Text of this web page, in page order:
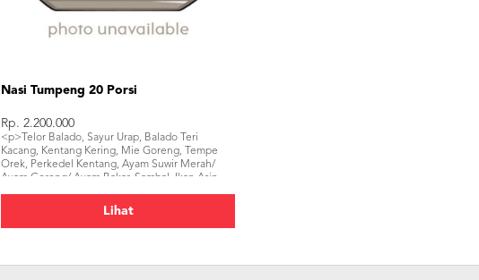
Nasi Tumpeng 20 Porsi
Rp. 2.200.000
<p>Telor Balado, Sayur Urap, Balado Teri
Kacang, Kentang Kering, Mie Goreng, Tempe
Orek, Perkedel Kentang, Ayam Suwir Merah/
Ayam Goreng/ Ayam Bakar, Sambal, Ikan Asin,
Tahu Bacem, Kerupuk</p>
Lihat